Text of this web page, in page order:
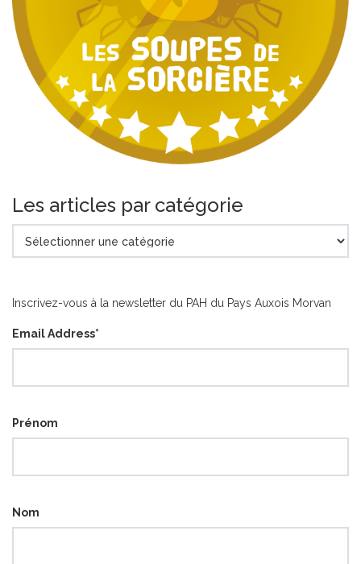
Les articles par catégorie
articles
Inscrivez-vous à la newsletter du PAH du Pays Auxois Morvan
Email Address*
Prénom
Nom